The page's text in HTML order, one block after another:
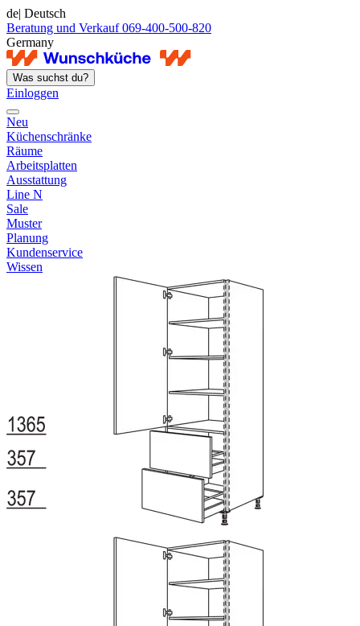
de| Deutsch
Beratung und Verkauf 069-400-500-820
Germany
Was suchst du?
Einloggen
Neu
Küchenschränke
Räume
Arbeitsplatten
Ausstattung
Line N
Sale
Muster
Planung
Kundenservice
Wissen